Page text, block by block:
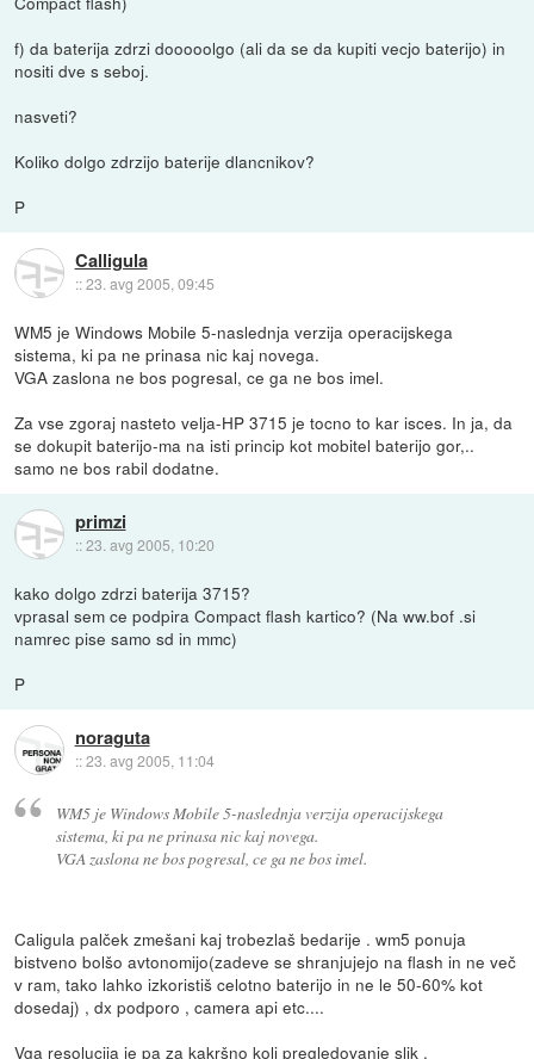
f) da baterija zdrzi dooooolgo (ali da se da kupiti vecjo baterijo) in
nositi dve s seboj.
nasveti?
Koliko dolgo zdrzijo baterije dlancnikov?
P
Calligula
::23. avg 2005, 09:45
WM5 je Windows Mobile 5-naslednja verzija operacijskega
sistema, ki pa ne prinasa nic kaj novega.
VGA zaslona ne bos pogresal, ce ga ne bos imel.
Za vse zgoraj nasteto velja-HP 3715 je tocno to kar isces. In ja, da
se dokupit baterijo-ma na isti princip kot mobitel baterijo gor,..
samo ne bos rabil dodatne.
primzi
::23. avg 2005, 10:20
kako dolgo zdrzi baterija 3715?
vprasal sem ce podpira Compact flash kartico? (Na ww.bof .si
namrec pise samo sd in mmc)
P
noraguta
::23. avg 2005, 11:04
WM5 je Windows Mobile 5-naslednja verzija operacijskega
sistema, ki pa ne prinasa nic kaj novega.
VGA zaslona ne bos pogresal, ce ga ne bos imel.
Caligula palček zmešani kaj trobezlaš bedarije . wm5 ponuja
bistveno bolšo avtonomijo(zadeve se shranjujejo na flash in ne več
v ram, tako lahko izkoristiš celotno baterijo in ne le 50-60% kot
dosedaj) , dx podporo , camera api etc....
Vga resolucija je pa za kakršno koli pregledovanje slik ,